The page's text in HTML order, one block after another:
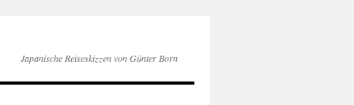
Japanische Reiseskizzen von Günter Born